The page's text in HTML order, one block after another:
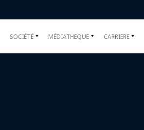
SOCIÉTÉ MÉDIATHEQUE CARRIERE